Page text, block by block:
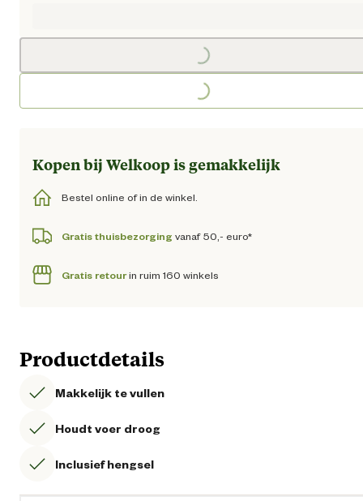
Loading...
Loading...
Kopen bij Welkoop is gemakkelijk
Bestel online of in de winkel.
Gratis thuisbezorging vanaf 50,- euro*
Gratis retourin ruim 160 winkels
Productdetails
Makkelijk te vullen
Houdt voer droog
Inclusief hengsel